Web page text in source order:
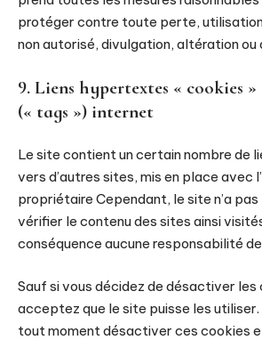
protéger contre toute perte,
non autorisé, divulgation, altération ou
9. Liens hypertextes « cookies »
(« tags ») internet
Le site contient un certain nombre de
vers d’autres sites, mis en place avec
propriétaire Cependant, le site n’a
vérifier le contenu des sites ainsi
conséquence aucune responsabilité
Sauf si vous décidez de désactiver les
acceptez que le site puisse les utiliser.
tout moment désactiver ces cookies